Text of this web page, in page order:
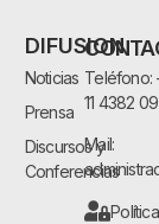
DIFUSION
Noticias
Prensa
Discursos y
Conferencias
Teléfono:
11 4382
Mail: